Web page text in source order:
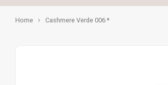
Home Cashmere Verde 006 *